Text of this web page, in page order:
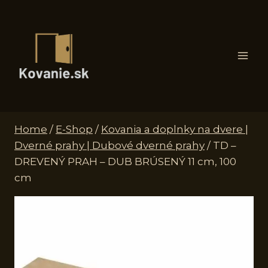
Home / E-Shop / Kovania a doplnky na dvere |
Dverné prahy | Dubové dverné prahy / TD –
DREVENÝ PRAH – DUB BRÚSENÝ 11 cm, 100
cm